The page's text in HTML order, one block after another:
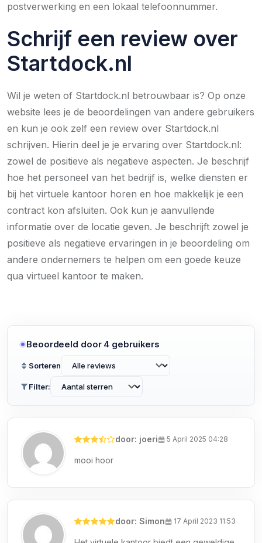
postverwerking en een lokaal telefoonnummer.
Schrijf een review over
Startdock.nl
Wil je weten of Startdock.nl betrouwbaar is? Op onze
website lees je de beoordelingen van andere gebruikers
en kun je ook zelf een review over Startdock.nl
schrijven. Hierin deel je je ervaring over Startdock.nl:
zowel de positieve als negatieve aspecten. Je beschrijf
hoe het personeel van het bedrijf is, welke diensten er
bij het virtuele kantoor horen en hoe makkelijk je een
contract kon afsluiten. Ook kun je aanvullende
informatie over de locatie geven. Je beschrijft zowel je
positieve als negatieve ervaringen in je beoordeling om
andere ondernemers te helpen om een goede keuze
qua virtueel kantoor te maken.
Beoordeeld door 4 gebruikers
Sorteren
Filter:
door: joeri 5 April 2025 04:28
mooi hoor
door: Simon 17 April 2023 11:53